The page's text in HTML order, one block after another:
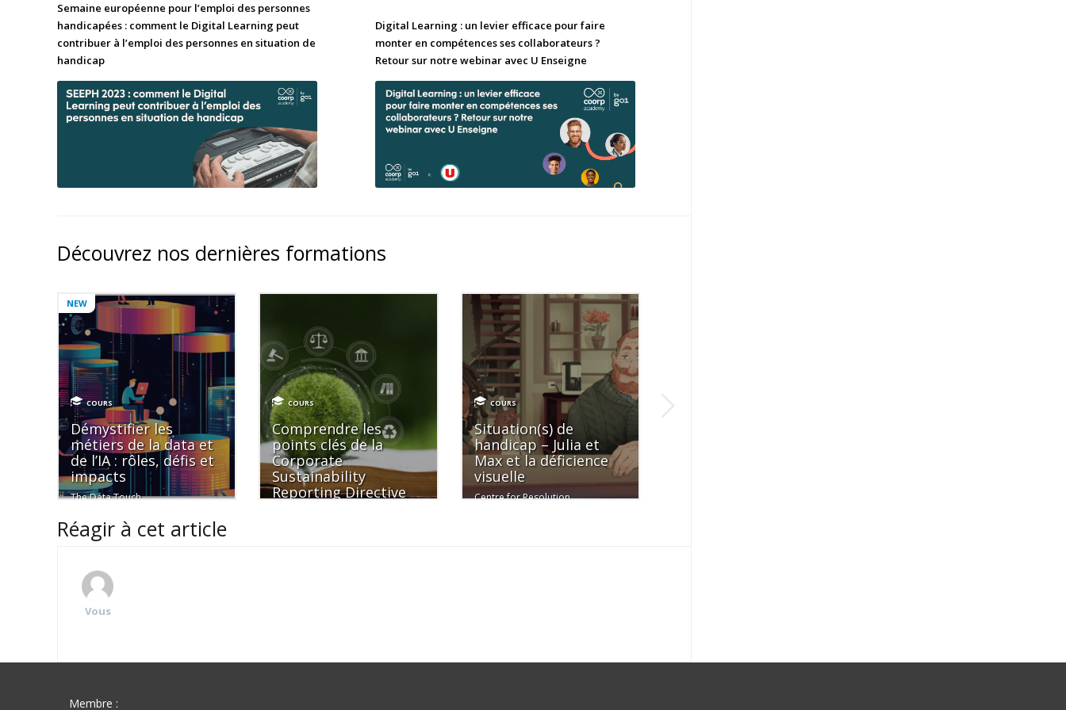
Semaine européenne pour l’emploi des personnes
handicapées : comment le Digital Learning peut
contribuer à l’emploi des personnes en situation de
handicap
Digital Learning : un levier efficace pour faire
monter en compétences ses collaborateurs ?
Retour sur notre webinar avec U Enseigne
Découvrez nos dernières formations
NEW
COURS
Démystifier les
métiers de la data et
de l’IA : rôles, défis et
impacts
The Data Touch
COURS
Comprendre les
points clés de la
Corporate
Sustainability
Reporting Directive
COURS
Situation(s) de
handicap – Julia et
Max et la déficience
visuelle
Centre for Resolution
Réagir à cet article
Vous
Membre :